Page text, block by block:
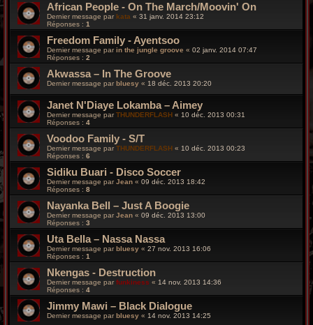
African People - On The March/Moovin' On
Dernier message par kata « 31 janv. 2014 23:12
Réponses : 1
Freedom Family - Ayentsoo
Dernier message parin the jungle groove « 02 janv. 2014 07:47
Réponses : 2
Akwassa – In The Groove
Dernier message par bluesy « 18 déc. 2013 20:20
Janet N'Diaye Lokamba ‎– Aimey
Dernier message parTHUNDERFLASH « 10 déc. 2013 00:31
Réponses : 4
Voodoo Family - S/T
Dernier message par THUNDERFLASH « 10 déc. 2013 00:23
Réponses : 6
Sidiku Buari - Disco Soccer
Dernier message parJean « 09 déc. 2013 18:42
Réponses : 8
Nayanka Bell ‎– Just A Boogie
Dernier message par Jean « 09 déc. 2013 13:00
Réponses : 3
Uta Bella – Nassa Nassa
Dernier message parbluesy « 27 nov. 2013 16:06
Réponses : 1
Nkengas - Destruction
Dernier message par funkiness « 14 nov. 2013 14:36
Réponses : 4
Jimmy Mawi – Black Dialogue
Dernier message parbluesy « 14 nov. 2013 14:25